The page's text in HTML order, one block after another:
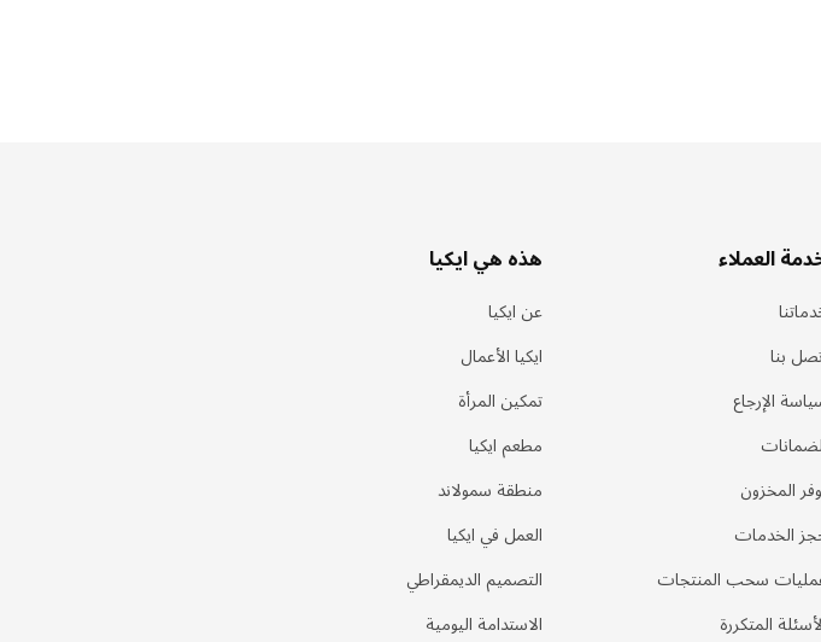
العملاء
بنا
الإرجاع
المخزون
الخدمات
سحب المنتجات
المتكررة
هذه هي ايكيا
عن ايكيا
ايكيا الأعمال
تمكين المرأة
مطعم ايكيا
منطقة سمولاند
العمل في ايكيا
التصميم الديمقراطي
الاستدامة اليومية